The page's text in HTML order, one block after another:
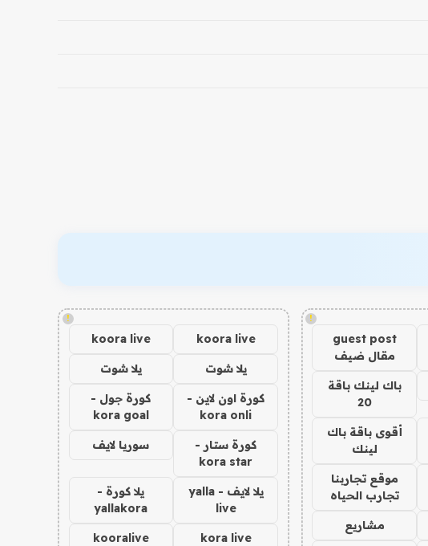
!
guest post
مقال ضيف
باك لينك باقة
20
أقوى باقة باك
لينك
موقع تجاربنا
تجارب الحياه
مشاريع
!
koora live
koora live
يلا شوت يلا شوت
كورة اون لاين -
kora onli
كورة جول -
kora goal
كورة ستار -
kora star
سوريا لايف
يلا لايف - yalla
live
يلا كورة -
yallakora
kora live
kooralive